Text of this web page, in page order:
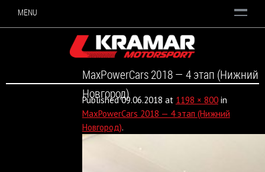
MENU
MaxPowerCars 2018 — 4 этап (Нижний
Новгород)
Published09.06.2018 at 1198 × 800in
MaxPowerCars 2018 — 4 этап (Нижний
Новгород).